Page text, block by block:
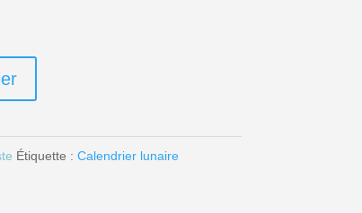
Étiquette : Calendrier lunaire